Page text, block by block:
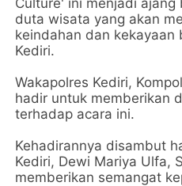
duta wisata yang akan
keindahan dan kekayaan
Kediri.
Wakapolres Kediri,
hadir untuk memberikan
terhadap acara ini.
Kehadirannya disambut
Kediri, Dewi Mariya Ulfa,
memberikan semangat